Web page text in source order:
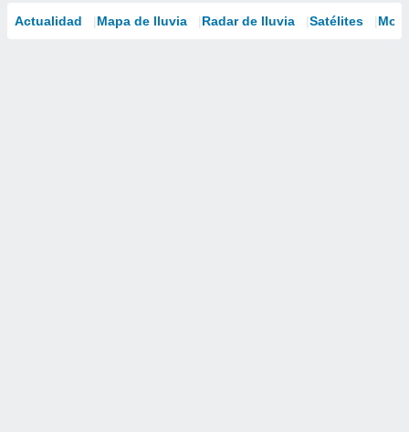
Actualidad Mapa de lluvia Radar de lluvia Satélites